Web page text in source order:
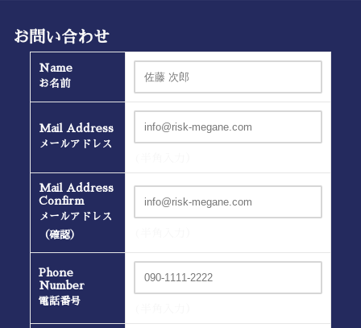
お問い合わせ
Name
お名前
Mail Address
メールアドレス
Mail Address
Confirm
メールアドレス
（確認）
Phone
Number
電話番号